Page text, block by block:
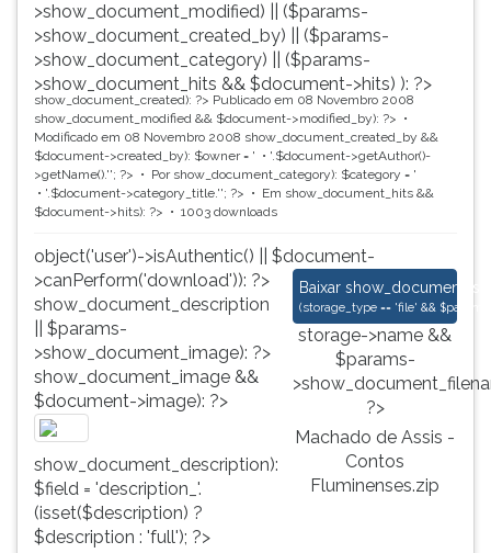
>show_document_modified) || ($params-
>show_document_created_by) || ($params-
>show_document_category) || ($params-
>show_document_hits && $document->hits) ): ?>
show_document_created): ?> Publicado em 08 Novembro 2008
show_document_modified && $document->modified_by): ?>
Modificado em 08 Novembro 2008 show_document_created_by &&
$document->created_by): $owner = '
'.$document->getAuthor()-
>getName().''; ?> Por show_document_category): $category = '
'.$document->category_title.''; ?> Em show_document_hits &&
$document->hits): ?>
1003 downloads
object('user')->isAuthentic() || $document-
>canPerform('download')): ?>
Baixar Machado de Assis
(storage_type == 'file' &&
storage->name &&
$params-
?>
Machado de Assis -
Contos
Fluminenses.zip
show_document_description
|| $params-
>show_document_image): ?>
show_document_image &&
$document->image): ?>
show_document_description):
$field = 'description_'.
(isset($description) ?
$description : 'full'); ?>